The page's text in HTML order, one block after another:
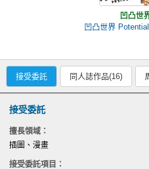
凹凸世
凹凸世界
接受委託 同人誌作品(16)
接受委託
擅長領域：
插圖、漫畫
接受委託項目：